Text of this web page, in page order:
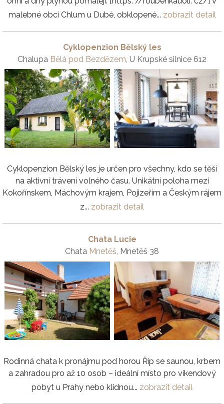
malebné obci Chlum u Dubé, obklopené... zobrazit detail
Cyklopenzion Bělský les
Chalupa Bělá pod Bezdězem, U Krupské silnice 612
Cyklopenzion Bělský les je určen pro všechny, kdo se těší
na aktivní trávení volného času. Unikátní poloha mezi
Kokořínskem, Máchovým krajem, Pojizeřím a Českým rájem
z... zobrazit detail
Chata Lucie
Chata Mnetěš, Mnetěš 38
Rodinná chata k pronájmu pod horou Říp se saunou, krbem
a zahradou pro až 10 osob – ideální místo pro víkendový
pobyt u Prahy nebo klidnou... zobrazit detail